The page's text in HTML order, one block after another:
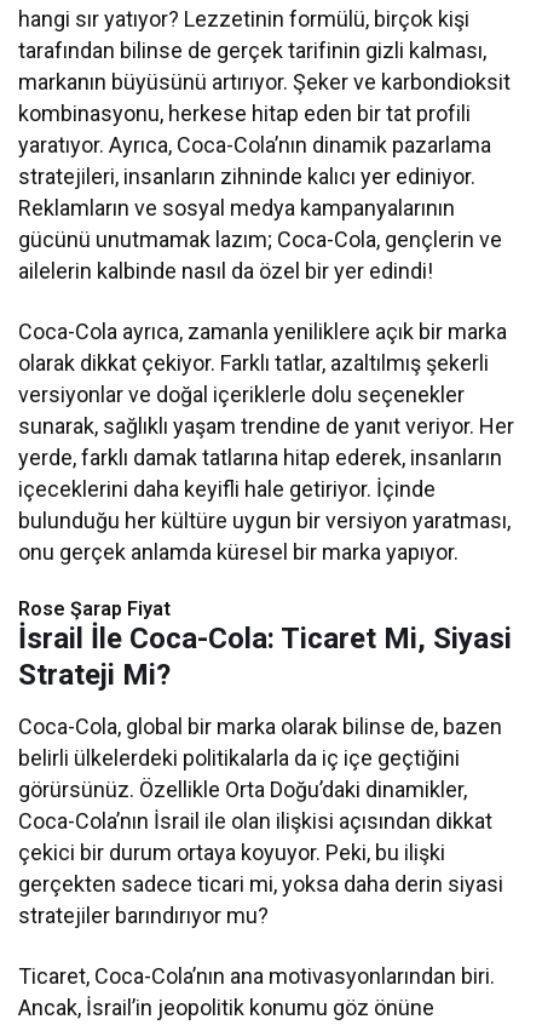
hangi sır yatıyor? Lezzetinin formülü, birçok kişi
tarafından bilinse de gerçek tarifinin gizli kalması,
markanın büyüsünü artırıyor. Şeker ve karbondioksit
kombinasyonu, herkese hitap eden bir tat profili
yaratıyor. Ayrıca, Coca-Cola’nın dinamik pazarlama
stratejileri, insanların zihninde kalıcı yer ediniyor.
Reklamların ve sosyal medya kampanyalarının
gücünü unutmamak lazım; Coca-Cola, gençlerin ve
ailelerin kalbinde nasıl da özel bir yer edindi!
Coca-Cola ayrıca, zamanla yeniliklere açık bir marka
olarak dikkat çekiyor. Farklı tatlar, azaltılmış şekerli
versiyonlar ve doğal içeriklerle dolu seçenekler
sunarak, sağlıklı yaşam trendine de yanıt veriyor. Her
yerde, farklı damak tatlarına hitap ederek, insanların
içeceklerini daha keyifli hale getiriyor. İçinde
bulunduğu her kültüre uygun bir versiyon yaratması,
onu gerçek anlamda küresel bir marka yapıyor.
Rose Şarap Fiyat
İsrail İle Coca-Cola: Ticaret Mi, Siyasi
Strateji Mi?
Coca-Cola, global bir marka olarak bilinse de, bazen
belirli ülkelerdeki politikalarla da iç içe geçtiğini
görürsünüz. Özellikle Orta Doğu’daki dinamikler,
Coca-Cola’nın İsrail ile olan ilişkisi açısından dikkat
çekici bir durum ortaya koyuyor. Peki, bu ilişki
gerçekten sadece ticari mi, yoksa daha derin siyasi
stratejiler barındırıyor mu?
Ticaret, Coca-Cola’nın ana motivasyonlarından biri.
Ancak, İsrail’in jeopolitik konumu göz önüne